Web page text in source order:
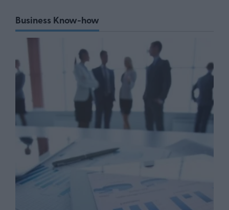
Business Know-how